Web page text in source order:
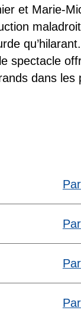
et Marie-
spectacle
dans les